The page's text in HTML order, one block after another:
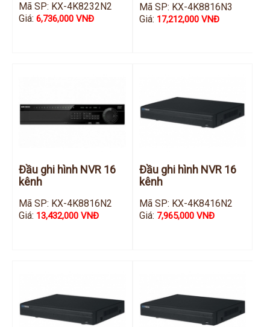
Mã SP: KX-4K8232N2
Giá:6,736,000 VNĐ
Mã SP: KX-4K8816N3
Giá: 17,212,000 VNĐ
Đầu ghi hình NVR 16
kênh
Mã SP: KX-4K8816N2
Giá: 13,432,000 VNĐ
Đầu ghi hình NVR 16
kênh
Mã SP: KX-4K8416N2
Giá: 7,965,000 VNĐ